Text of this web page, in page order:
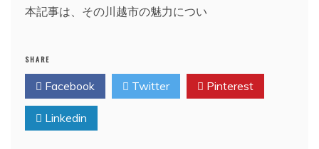
本記事は、その川越市の魅力につい
SHARE
Facebook Twitter Pinterest
Linkedin